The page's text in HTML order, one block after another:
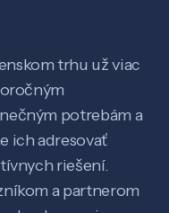
trhu už viac
potrebám a
ich adresovať
riešení.
a partnerom